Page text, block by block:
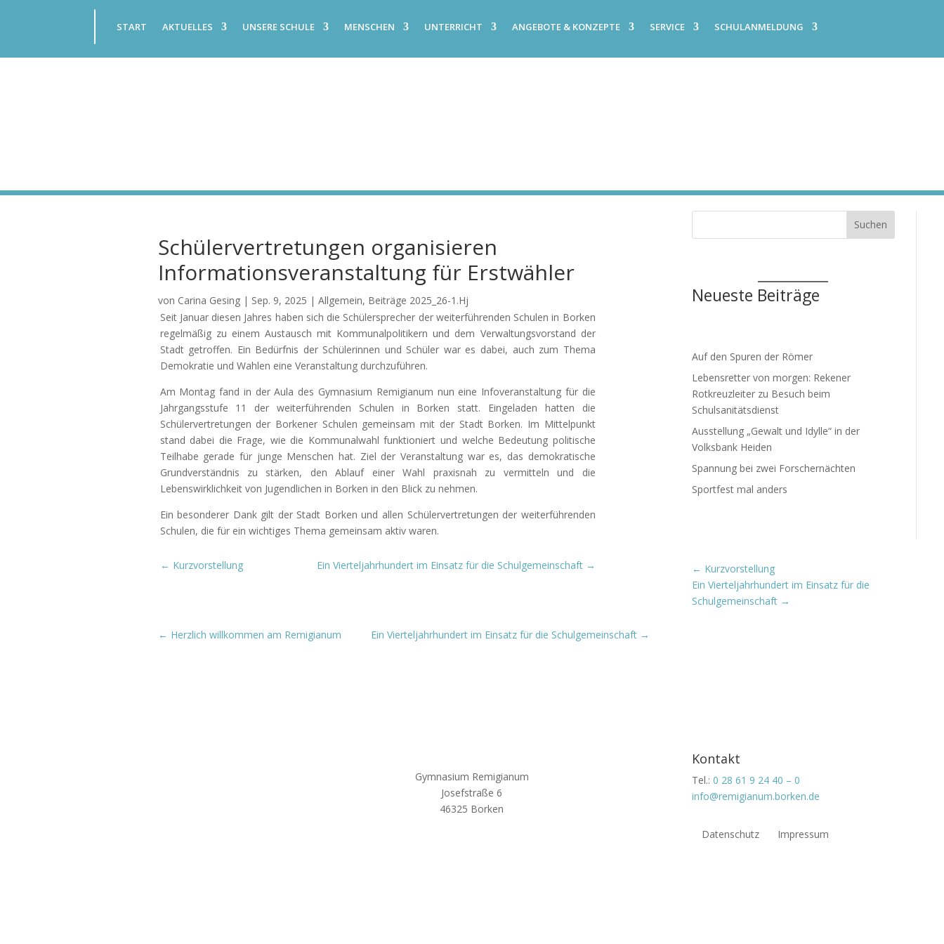
START AKTUELLES UNSERE SCHULE MENSCHEN UNTERRICHT ANGEBOTE & KONZEPTE SERVICE SCHULANMELDUNG
Schülervertretungen organisieren
Informationsveranstaltung für Erstwähler
von Carina Gesing | Sep. 9, 2025 | Allgemein, Beiträge 2025_26-1.Hj
Seit Januar diesen Jahres haben sich die Schülersprecher der weiterführenden Schulen in Borken
regelmäßig zu einem Austausch mit Kommunalpolitikern und dem Verwaltungsvorstand der
Stadt getroffen. Ein Bedürfnis der Schülerinnen und Schüler war es dabei, auch zum Thema
Demokratie und Wahlen eine Veranstaltung durchzuführen.
Am Montag fand in der Aula des Gymnasium Remigianum nun eine Infoveranstaltung für die
Jahrgangsstufe 11 der weiterführenden Schulen in Borken statt. Eingeladen hatten die
Schülervertretungen der Borkener Schulen gemeinsam mit der Stadt Borken. Im Mittelpunkt
stand dabei die Frage, wie die Kommunalwahl funktioniert und welche Bedeutung politische
Teilhabe gerade für junge Menschen hat. Ziel der Veranstaltung war es, das demokratische
Grundverständnis zu stärken, den Ablauf einer Wahl praxisnah zu vermitteln und die
Lebenswirklichkeit von Jugendlichen in Borken in den Blick zu nehmen.
Ein besonderer Dank gilt der Stadt Borken und allen Schülervertretungen der weiterführenden
Schulen, die für ein wichtiges Thema gemeinsam aktiv waren.
← Kurzvorstellung Ein Vierteljahrhundert im Einsatz für die Schulgemeinschaft→
← Herzlich willkommen am Remigianum Ein Vierteljahrhundert im Einsatz für die Schulgemeinschaft →
Suchen
Neueste Beiträge
Auf den Spuren der Römer
Lebensretter von morgen: Rekener
Rotkreuzleiter zu Besuch beim
Schulsanitätsdienst
Ausstellung „Gewalt und Idylle“ in der
Volksbank Heiden
Spannung bei zwei Forschernächten
Sportfest mal anders
← Kurzvorstellung
Ein Vierteljahrhundert im Einsatz für die
Schulgemeinschaft→
Gymnasium Remigianum
Josefstraße 6
46325 Borken
Kontakt
Tel.:0 28 61 9 24 40 – 0
info@remigianum.borken.de
Datenschutz Impressum